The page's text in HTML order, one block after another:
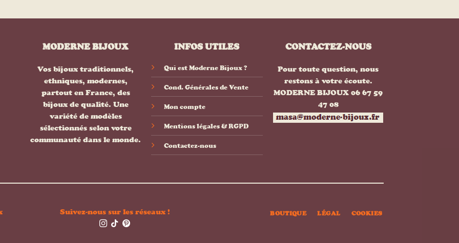
MODERNE BIJOUX
Vos bijoux traditionnels,
ethniques, modernes,
partout en France, des
bijoux de qualité. Une
variété de modèles
sélectionnés selon votre
communauté dans le monde.
INFOS UTILES
Qui est Moderne Bijoux ?
Cond. Générales de Vente
Mon compte
Mentions légales & RGPD
Contactez-nous
CONTACTEZ-NOUS
Pour toute question, nous
restons à votre écoute.
MODERNE BIJOUX 06 67 59
47 08
Suivez-nous sur les réseaux ! BOUTIQUE LÉGAL COOKIES